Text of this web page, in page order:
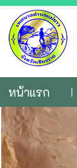
หน้าแรก |